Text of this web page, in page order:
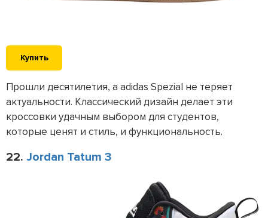
Купить
Прошли десятилетия, а adidas Spezial не теряет
актуальности. Классический дизайн делает эти
кроссовки удачным выбором для студентов,
которые ценят и стиль, и функциональность.
22. Jordan Tatum 3